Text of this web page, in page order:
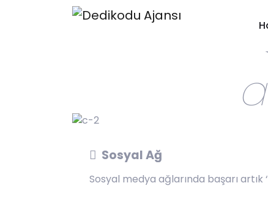
Sosyal Ağ
Sosyal medya ağlarında başarı artık